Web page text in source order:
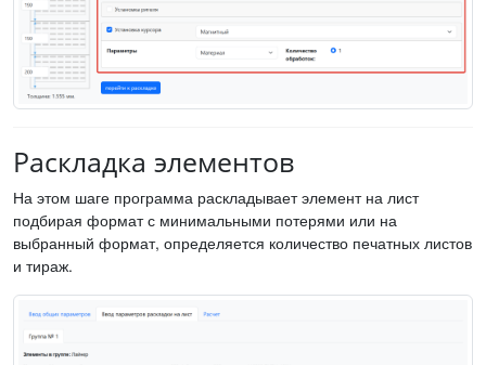
Раскладка элементов
На этом шаге программа раскладывает элемент на лист
подбирая формат с минимальными потерями или на
выбранный формат, определяется количество печатных листов
и тираж.